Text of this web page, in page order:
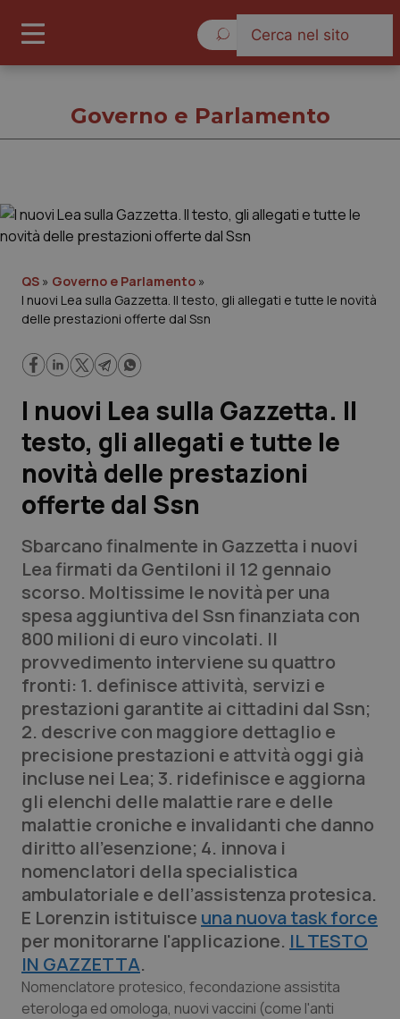
Governo e Parlamento
Regioni e Asl
Lavoro e Professioni
Scienza e Farmaci
Studi e Analisi
Lettere al direttore
Edizioni Regionali
QS Pro
Professionisti Sanitari.AI
Abruzzo
Basilicata
Calabria
Campania
Emilia-Romagna
Friuli Venezia Giulia
Lazio
QS Pro Gold
Artrite & artrosi
Asma & BPCO
Car-T
Colesterolo & coronaropatie
Dermatite Atopica
Diabete & glucometri
QS Club Newsletter
Governo e Parlamento
QS » Governo e Parlamento »
I nuovi Lea sulla Gazzetta. Il testo, gli allegati e tutte le novità
delle prestazioni offerte dal Ssn
I nuovi Lea sulla Gazzetta. Il
testo, gli allegati e tutte le
novità delle prestazioni
offerte dal Ssn
Sbarcano finalmente in Gazzetta i nuovi
Lea firmati da Gentiloni il 12 gennaio
scorso. Moltissime le novità per una
spesa aggiuntiva del Ssn finanziata con
800 milioni di euro vincolati. Il
provvedimento interviene su quattro
fronti: 1. definisce attività, servizi e
prestazioni garantite ai cittadini dal Ssn;
2. descrive con maggiore dettaglio e
precisione prestazioni e attvità oggi già
incluse nei Lea; 3. ridefinisce e aggiorna
gli elenchi delle malattie rare e delle
malattie croniche e invalidanti che danno
diritto all’esenzione; 4. innova i
nomenclatori della specialistica
ambulatoriale e dell’assistenza protesica.
E Lorenzin istituisce una nuova task force
per monitorarne l'applicazione. IL TESTO
IN GAZZETTA.
Nomenclatore protesico, fecondazione assistita
eterologa ed omologa, nuovi vaccini (come l'anti